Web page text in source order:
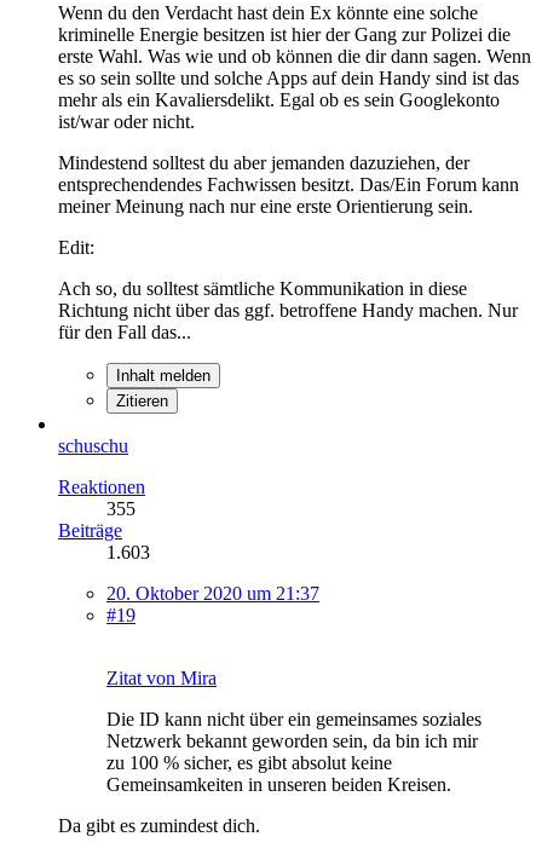
Wenn du den Verdacht hast dein Ex könnte eine solche
kriminelle Energie besitzen ist hier der Gang zur Polizei die
erste Wahl. Was wie und ob können die dir dann sagen. Wenn
es so sein sollte und solche Apps auf dein Handy sind ist das
mehr als ein Kavaliersdelikt. Egal ob es sein Googlekonto
ist/war oder nicht.
Mindestend solltest du aber jemanden dazuziehen, der
entsprechendendes Fachwissen besitzt. Das/Ein Forum kann
meiner Meinung nach nur eine erste Orientierung sein.
Edit:
Ach so, du solltest sämtliche Kommunikation in diese
Richtung nicht über das ggf. betroffene Handy machen. Nur
für den Fall das...
Inhalt melden
Zitieren
schuschu
Reaktionen
355
Beiträge
1.603
20. Oktober 2020 um 21:37
#19
Zitat von Mira
Die ID kann nicht über ein gemeinsames soziales
Netzwerk bekannt geworden sein, da bin ich mir
zu 100 % sicher, es gibt absolut keine
Gemeinsamkeiten in unseren beiden Kreisen.
Da gibt es zumindest dich.